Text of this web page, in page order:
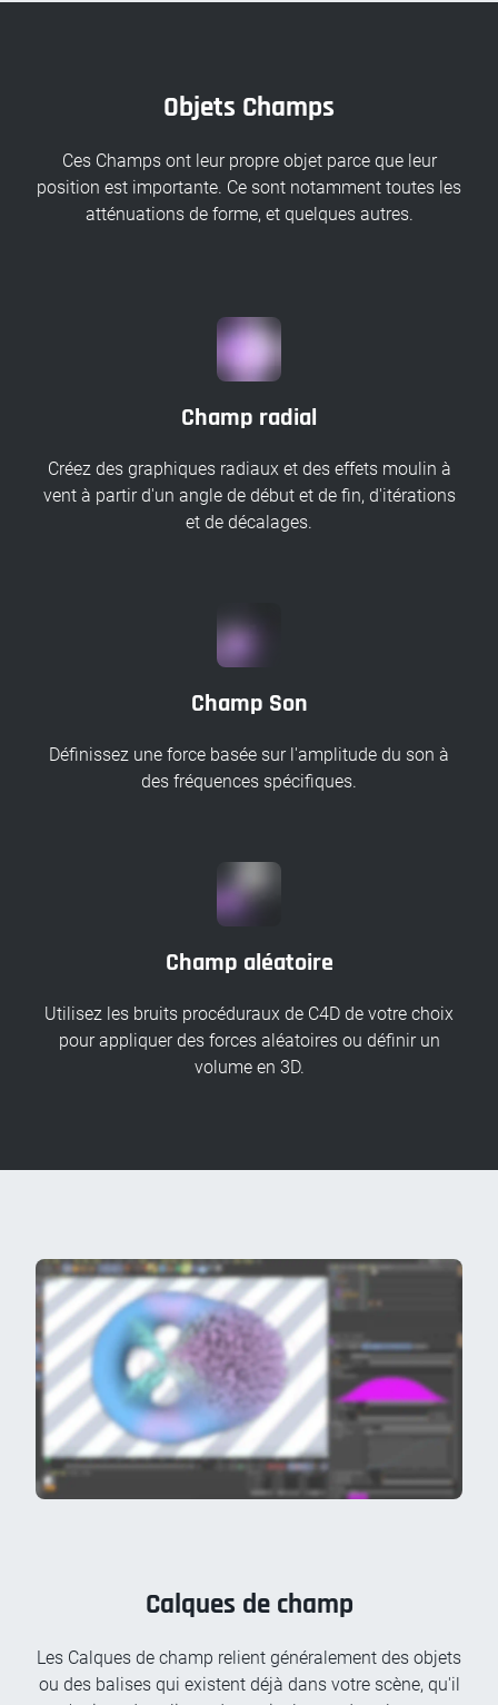
Objets Champs
Ces Champs ont leur propre objet parce que leur
position est importante. Ce sont notamment toutes les
atténuations de forme, et quelques autres.
Champ radial
Créez des graphiques radiaux et des effets moulin à
vent à partir d'un angle de début et de fin, d'itérations
et de décalages.
Champ Son
Définissez une force basée sur l'amplitude du son à
des fréquences spécifiques.
Champ aléatoire
Utilisez les bruits procéduraux de C4D de votre choix
pour appliquer des forces aléatoires ou définir un
volume en 3D.
Calques de champ
Les Calques de champ relient généralement des objets
ou des balises qui existent déjà dans votre scène, qu'il